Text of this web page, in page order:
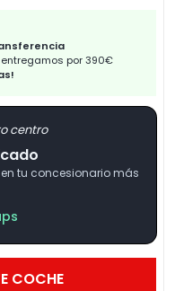
entregamos por 390€
centro
tu concesionario más
COCHE